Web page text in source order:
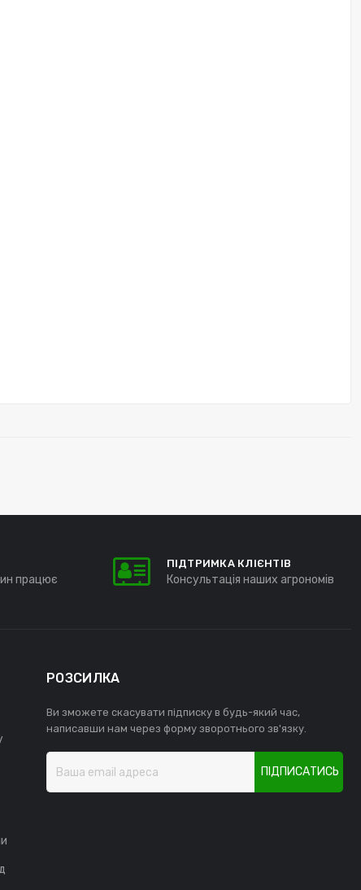
працює
ПІДТРИМКА КЛІЄНТІВ
Консультація наших агрономів
РОЗСИЛКА
Ви зможете скасувати підписку в будь-який час,
написавши нам через форму зворотнього зв'язку.
ПІДПИСАТИСЬ